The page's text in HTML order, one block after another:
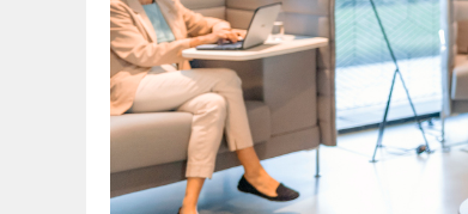
■社外に設置
■オフィス内
■設置後は社
■専門業者へ
タッチダウンオ
■設置費用に
■セキュリテ